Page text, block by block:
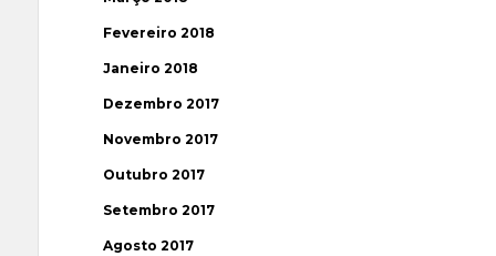
Fevereiro 2018
Janeiro 2018
Dezembro 2017
Novembro 2017
Outubro 2017
Setembro 2017
Agosto 2017